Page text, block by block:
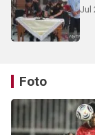
Jul
Foto